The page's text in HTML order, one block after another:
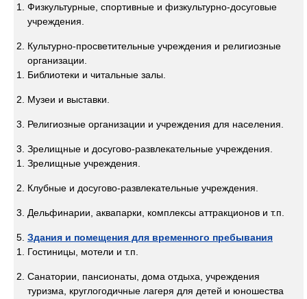
Физкультурные, спортивные и физкультурно-досуговые
учреждения.
Культурно-просветительные учреждения и религиозные
организации.
Библиотеки и читальные залы.
Музеи и выставки.
Религиозные организации и учреждения для населения.
Зрелищные и досугово-развлекательные учреждения.
Зрелищные учреждения.
Клубные и досугово-развлекательные учреждения.
Дельфинарии, аквапарки, комплексы аттракционов и т.п.
Здания и помещения для временного пребывания
Гостиницы, мотели и т.п.
Санатории, пансионаты, дома отдыха, учреждения
туризма, круглогодичные лагеря для детей и юношества